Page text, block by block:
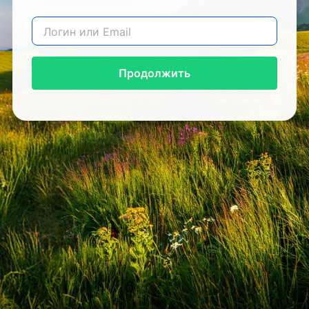
Продолжить